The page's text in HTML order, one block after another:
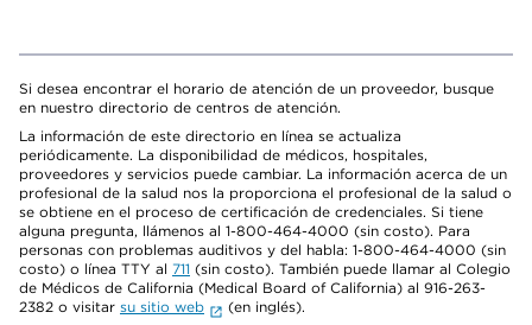
Si desea encontrar el horario de atención de un proveedor, busque
en nuestro directorio de centros de atención.
La información de este directorio en línea se actualiza
periódicamente. La disponibilidad de médicos, hospitales,
proveedores y servicios puede cambiar. La información acerca de un
profesional de la salud nos la proporciona el profesional de la salud o
se obtiene en el proceso de certificación de credenciales. Si tiene
alguna pregunta, llámenos al 1-800-464-4000 (sin costo). Para
personas con problemas auditivos y del habla: 1-800-464-4000 (sin
costo) o línea TTY al 711 (sin costo). También puede llamar al Colegio
de Médicos de California (Medical Board of California) al 916-263-
2382 o visitar su sitio web
(en inglés).